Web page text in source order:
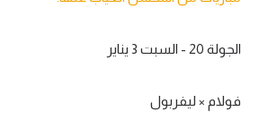
الجولة 20 - السبت 3 يناير
فولام × ليفربول